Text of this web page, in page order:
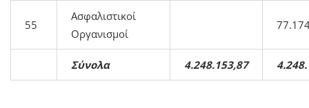
55
Ασφαλιστικοί
Οργανισμοί
Σύνολα 4.248.153,87